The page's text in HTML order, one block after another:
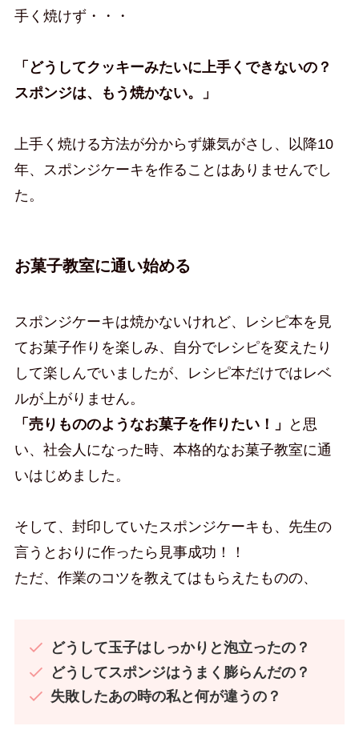
手く焼けず・・・
「どうしてクッキーみたいに上手くできないの？
スポンジは、もう焼かない。」
上手く焼ける方法が分からず嫌気がさし、以降10
年、スポンジケーキを作ることはありませんでし
た。
お菓子教室に通い始める
スポンジケーキは焼かないけれど、レシピ本を見
てお菓子作りを楽しみ、自分でレシピを変えたり
して楽しんでいましたが、レシピ本だけではレベ
ルが上がりません。
「売りもののようなお菓子を作りたい！」
と思
い、社会人になった時、本格的なお菓子教室に通
いはじめました。
そして、封印していたスポンジケーキも、先生の
言うとおりに作ったら見事成功！！
ただ、作業のコツを教えてはもらえたものの、
どうして玉子はしっかりと泡立ったの？
どうしてスポンジはうまく膨らんだの？
失敗したあの時の私と何が違うの？